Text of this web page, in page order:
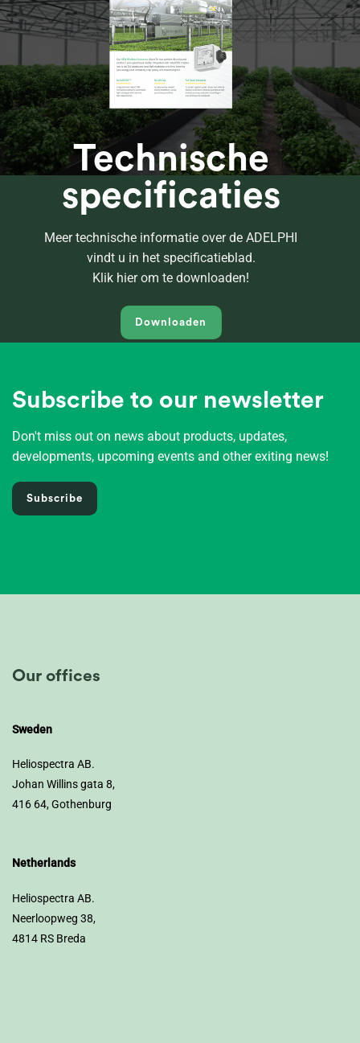
Technische
specificaties
Meer technische informatie over de ADELPHI
vindt u in het specificatieblad.
Klik hier om te downloaden!
Downloaden
Subscribe to our newsletter
Don't miss out on news about products, updates,
developments, upcoming events and other exiting news!
Subscribe
Our offices
Sweden
Heliospectra AB.
Johan Willins gata 8,
416 64, Gothenburg
Netherlands
Heliospectra AB.
Neerloopweg 38,
4814 RS Breda